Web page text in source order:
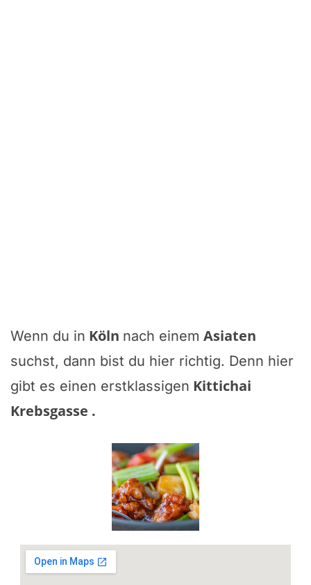
Wenn du in Köln nach einem Asiaten
suchst, dann bist du hier richtig. Denn hier
gibt es einen erstklassigen Kittichai
Krebsgasse .